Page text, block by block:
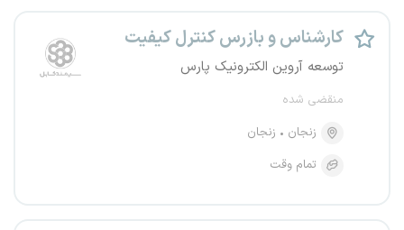
کارشناس و بازرس کنترل کیفیت
توسعه آروین الکترونیک پارس
منقضی شده
زنجان
زنجان
تمام وقت